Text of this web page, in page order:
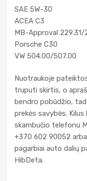
SAE 5W-30
ACEA C3
MB-Approval 229.31/
Porsche C30
VW 504.00/507.00
Nuotraukoje
truputi skirtis, o
bendro pobūdžio,
prekės savybės.
skambučio telefonu
+370 602 90052
pagarbiai auto dalių
HibDeta.